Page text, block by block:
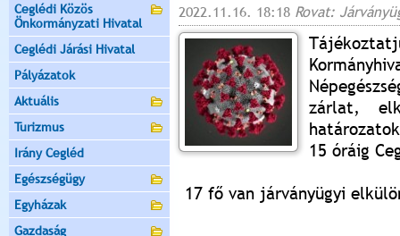
Ceglédi Közös
Önkormányzati Hivatal
Ceglédi Járási Hivatal
Pályázatok
Aktuális
Turizmus
Irány Cegléd
Egészségügy
Egyházak
Gazdaság
2022.11.16. 18:18 Rovat:
zárlat,
15 óráig
17 fő van járványügyi